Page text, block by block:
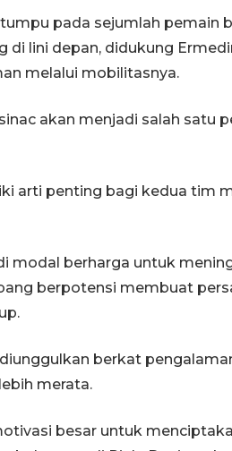
pada sejumlah pemain
lini depan, didukung
melalui mobilitasnya.
akan menjadi salah satu
arti penting bagi kedua tim
modal berharga untuk
berpotensi membuat
berkat
merata.
besar untuk